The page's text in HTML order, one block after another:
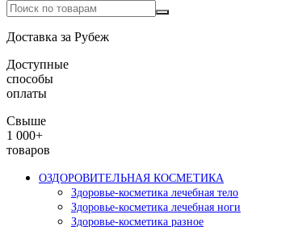
Доставка за Рубеж
Доступные
способы
оплаты
Свыше
1 000+
товаров
ОЗДОРОВИТЕЛЬНАЯ КОСМЕТИКА
Здоровье-косметика лечебная тело
Здоровье-косметика лечебная ноги
Здоровье-косметика разное